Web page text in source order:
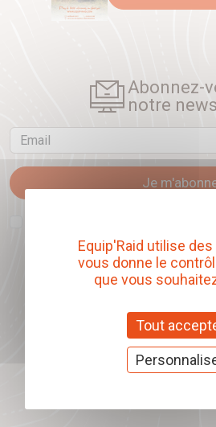
Abonnez-
notre
Email
Je
proposés. Ce choix est modifiable à tout
mon inscription.
Offrez nos
cadeaux
J'offre des chèques
Equip'Raid utilise
vous donne le
que vous
Tout